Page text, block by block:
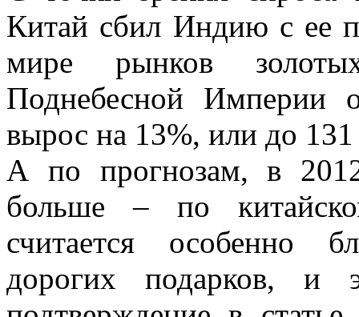
Китай сбил Индию с ее
мире рынков
Поднебесной Империи
вырос на 13%, или до 131
А по прогнозам, в
больше – по
считается особенно
дорогих подарков, и